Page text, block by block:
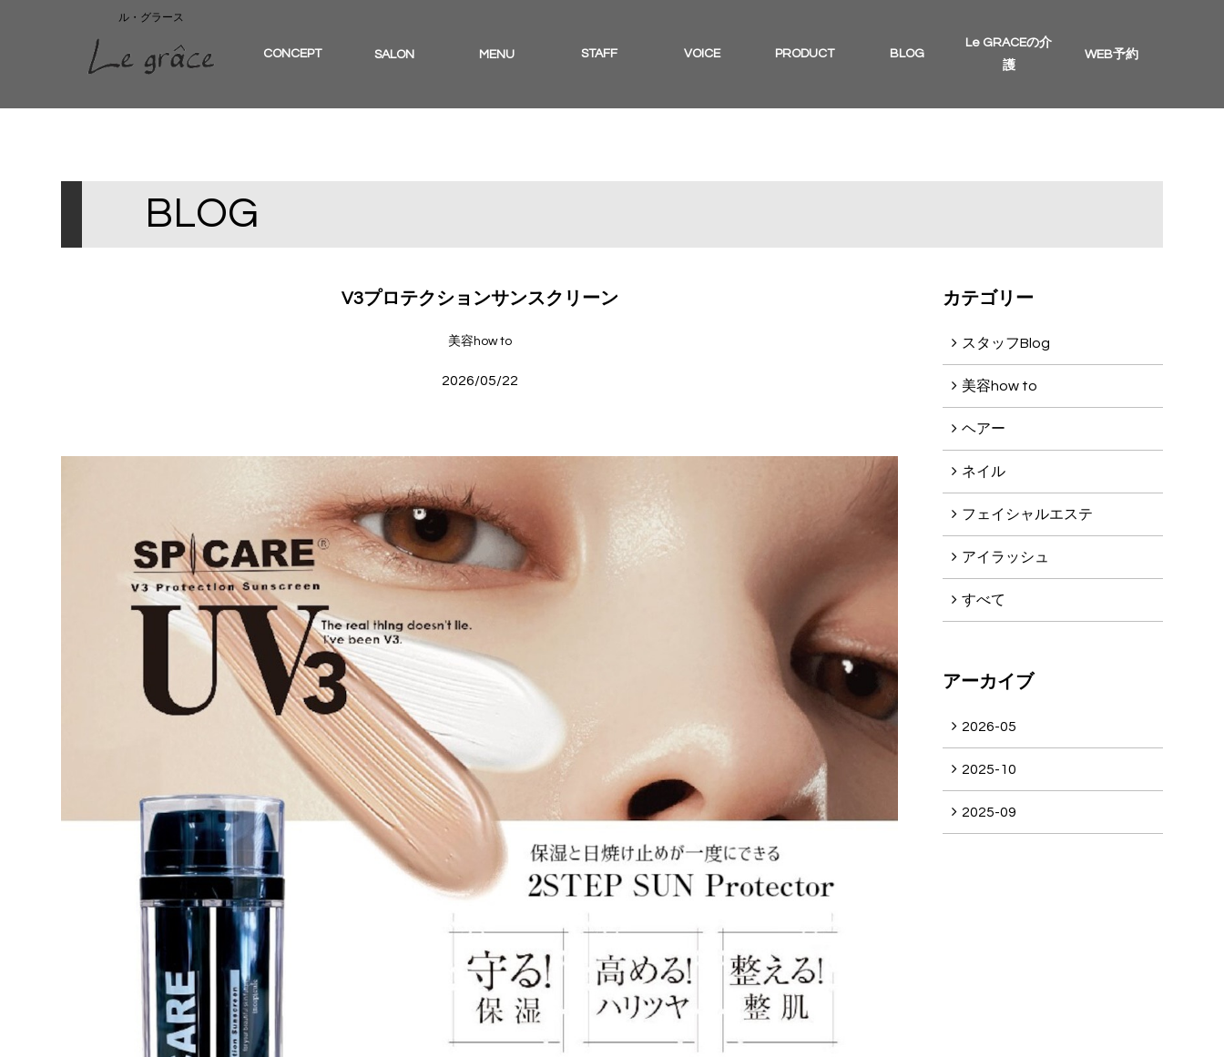
ル・グラース
CONCEPT SALON MENU STAFF VOICE PRODUCT BLOG
Le GRACEの介
護
WEB予約
BLOG
V3プロテクションサンスクリーン
美容how to
2026/05/22
カテゴリー
スタッフBlog
美容how to
ヘアー
ネイル
フェイシャルエステ
アイラッシュ
すべて
アーカイブ
2026-05
2025-10
2025-09